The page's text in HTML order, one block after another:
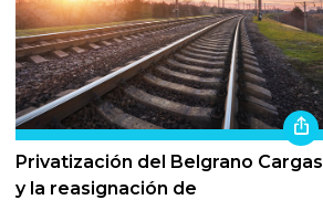
Privatización del Belgrano Cargas
y la reasignación de